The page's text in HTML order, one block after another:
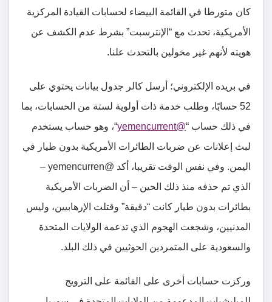
كان متورطا في القائمة البيضاء لحسابات القيادة المركزية
الأمريكية، تحدث مع “الإنترسبت” بشرط عدم الكشف عن
هويته لأنهم غير مخولين بالتحدث علنا.
في بريده الإلكتروني؛ أرسل كالر جدول بيانات يحتوي على
52 حسابًا، وطلب خدمة ذات أولوية لستة من الحسابات، بما
في ذلك حساب “@yemencurrent
“، وهو حساب يستخدم
لبث إعلانات عن ضربات الطائرات الأمريكية بدون طيار في
اليمن. وفي نفس الوقت تقريبا، أكد @yemencurren –
الذي تم حذفه منذ ذلك الحين – أن الضربات الأمريكية
بطائرات بدون طيار كانت “دقيقة” وقتلت الإرهابيين، وليس
المدنيين، وشجعت الهجوم الذي تدعمه الولايات المتحدة
والسعودية على المتمردين الحوثيين في ذلك البلد.
وركزت حسابات أخرى على القائمة على الترويج